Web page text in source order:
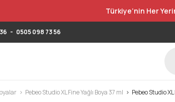
Türkiye’nin Her
- 0505 098 73 56
Pebeo Studio XL Fine Yağlı Boya 37 ml Pebeo Studio